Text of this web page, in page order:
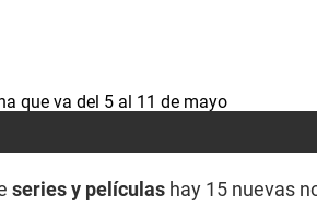
series y películas hay 15 nuevas